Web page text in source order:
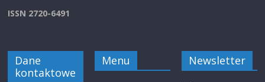
ISSN 2720-6491
Dane
kontaktowe
Menu Newsletter